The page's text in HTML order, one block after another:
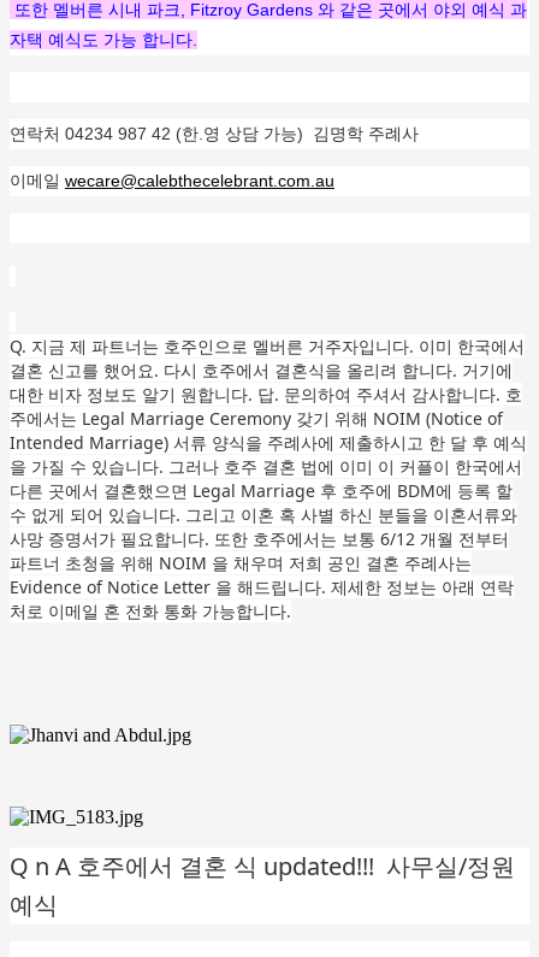
또한 멜버른 시내 파크, Fitzroy Gardens 와 같은 곳에서 야외 예식 과
자택 예식도 가능 합니다.
연락처 04234 987 42 (한.영 상담 가능) 김명학 주례사
이메일 wecare@calebthecelebrant.com.au
Q. 지금 제 파트너는 호주인으로 멜버른 거주자입니다. 이미 한국에서
결혼 신고를 했어요. 다시 호주에서 결혼식을 올리려 합니다. 거기에
대한 비자 정보도 알기 원합니다. 답. 문의하여 주셔서 감사합니다. 호
주에서는 Legal Marriage Ceremony 갖기 위해 NOIM (Notice of
Intended Marriage) 서류 양식을 주례사에 제출하시고 한 달 후 예식
을 가질 수 있습니다. 그러나 호주 결혼 법에 이미 이 커플이 한국에서
다른 곳에서 결혼했으면 Legal Marriage 후 호주에 BDM에 등록 할
수 없게 되어 있습니다. 그리고 이혼 혹 사별 하신 분들을 이혼서류와
사망 증명서가 필요합니다. 또한 호주에서는 보통 6/12 개월 전부터
파트너 초청을 위해 NOIM 을 채우며 저희 공인 결혼 주례사는
Evidence of Notice Letter 을 해드립니다. 제세한 정보는 아래 연락
처로 이메일 혼 전화 통화 가능합니다.
Q n A 호주에서 결혼 식 updated!!! 사무실/정원
예식